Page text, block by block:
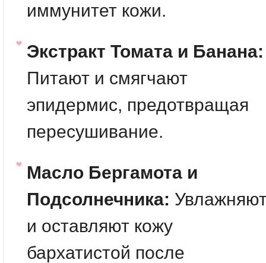
иммунитет кожи.
Экстракт Томата и Банана:
Питают и смягчают
эпидермис, предотвращая
пересушивание.
Масло Бергамота и
Подсолнечника:
и оставляют кожу
бархатистой после